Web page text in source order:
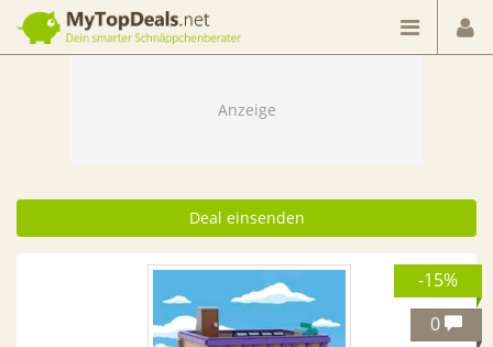
Dein smarter Schnäppchenberater
Deal einsenden
-15%
0